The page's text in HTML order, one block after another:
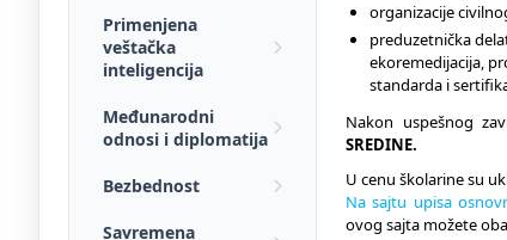
Primenjena
veštačka
inteligencija
Međunarodni
odnosi i diplomatija
Bezbednost
Savremena
organizacije
preduzetnička
ekoremedijacija,
standarda i
Nakon uspešnog
SREDINE.
U cenu školarine su
Na sajtu upisa
ovog sajta možete